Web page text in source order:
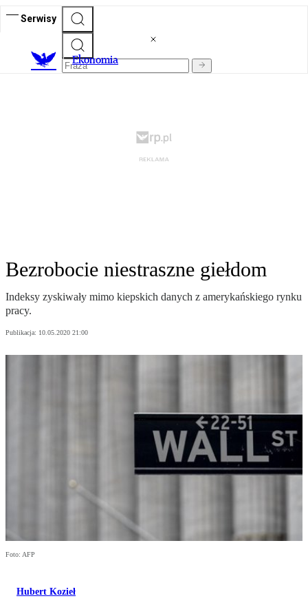
Serwisy
Ekonomia
Bezrobocie niestraszne giełdom
Indeksy zyskiwały mimo kiepskich danych z amerykańskiego rynku
pracy.
Publikacja: 10.05.2020 21:00
Foto: AFP
Hubert Kozieł